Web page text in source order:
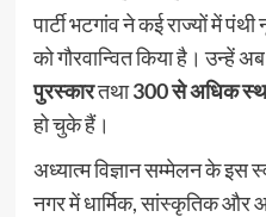
पार्टी भटगांव ने कई राज्यों में
को गौरवान्वित किया है। उन्हें
पुरस्कारतथा300 से अधिक
हो चुके हैं।
अध्यात्म विज्ञान सम्मेलन के इस
नगर में धार्मिक, सांस्कृतिक और